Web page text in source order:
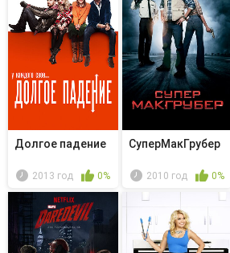
Долгое падение
2013 год 0%
СуперМакГрубер
2010 год 0%